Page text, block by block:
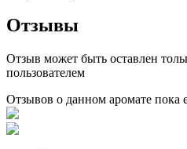
Отзывы
Отзыв может быть оставлен
пользователем
Отзывов о данном аромате пока